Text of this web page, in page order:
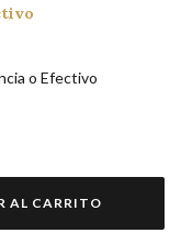
o Efectivo